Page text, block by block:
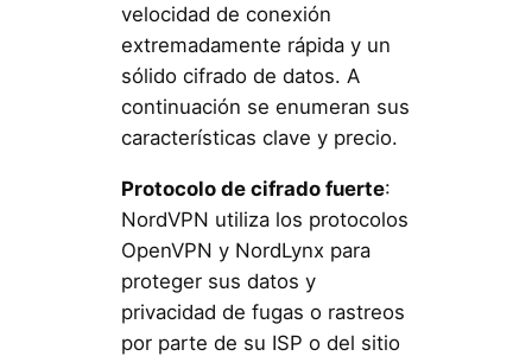
velocidad de conexión
extremadamente rápida y un
sólido cifrado de datos. A
continuación se enumeran sus
características clave y precio.
Protocolo de cifrado fuerte:
NordVPN utiliza los protocolos
OpenVPN y NordLynx para
proteger sus datos y
privacidad de fugas o rastreos
por parte de su ISP o del sitio